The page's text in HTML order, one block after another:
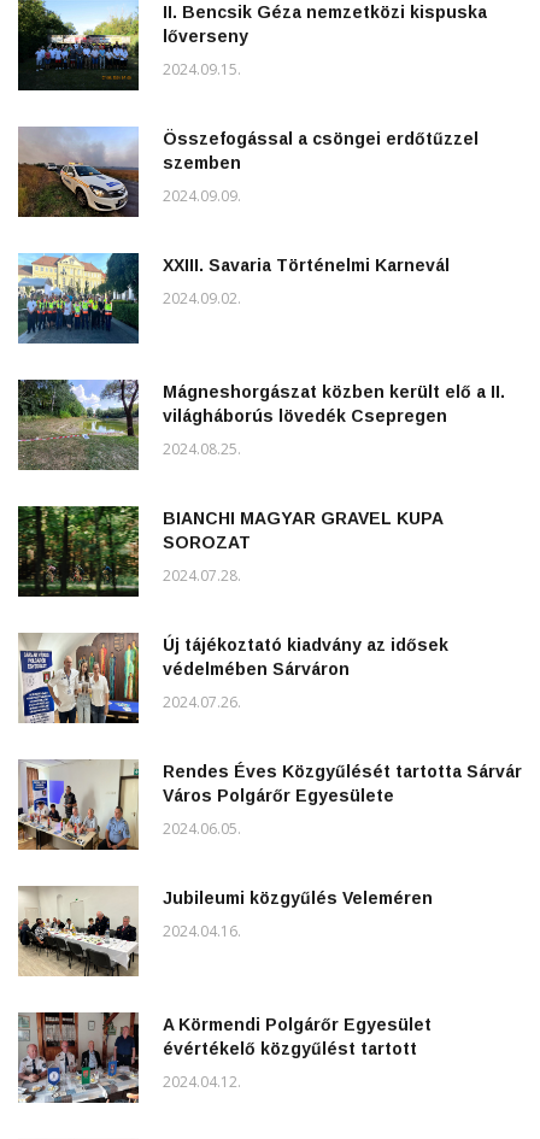
II. Bencsik Géza nemzetközi kispuska
lőverseny
2024.09.15.
Összefogással a csöngei erdőtűzzel
szemben
2024.09.09.
XXIII. Savaria Történelmi Karnevál
2024.09.02.
Mágneshorgászat közben került elő a II.
világháborús lövedék Csepregen
2024.08.25.
BIANCHI MAGYAR GRAVEL KUPA
SOROZAT
2024.07.28.
Új tájékoztató kiadvány az idősek
védelmében Sárváron
2024.07.26.
Rendes Éves Közgyűlését tartotta Sárvár
Város Polgárőr Egyesülete
2024.06.05.
Jubileumi közgyűlés Veleméren
2024.04.16.
A Körmendi Polgárőr Egyesület
évértékelő közgyűlést tartott
2024.04.12.